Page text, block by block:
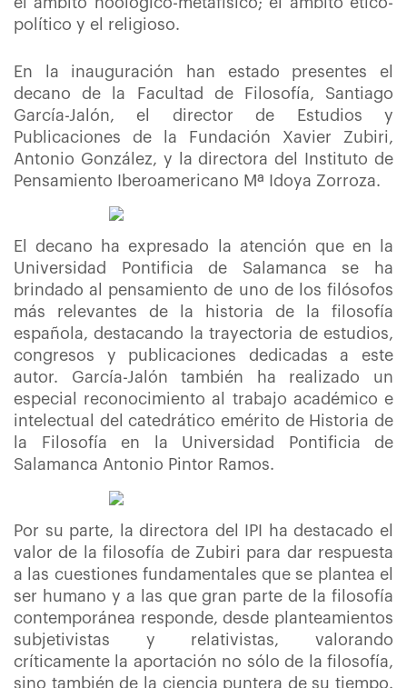
político y el religioso.
En la inauguración han estado presentes el
decano de la Facultad de Filosofía, Santiago
García-Jalón, el director de Estudios y
Publicaciones de la Fundación Xavier Zubiri,
Antonio González, y la directora del Instituto de
Pensamiento Iberoamericano Mª Idoya Zorroza.
El decano ha expresado la atención que en la
Universidad Pontificia de Salamanca se ha
brindado al pensamiento de uno de los filósofos
más relevantes de la historia de la filosofía
española, destacando la trayectoria de estudios,
congresos y publicaciones dedicadas a este
autor. García-Jalón también ha realizado un
especial reconocimiento al trabajo académico e
intelectual del catedrático emérito de Historia de
la Filosofía en la Universidad Pontificia de
Salamanca Antonio Pintor Ramos.
Por su parte, la directora del IPI ha destacado el
valor de la filosofía de Zubiri para dar respuesta
a las cuestiones fundamentales que se plantea el
ser humano y a las que gran parte de la filosofía
contemporánea responde, desde planteamientos
subjetivistas y relativistas, valorando
críticamente la aportación no sólo de la filosofía,
sino también de la ciencia puntera de su tiempo.